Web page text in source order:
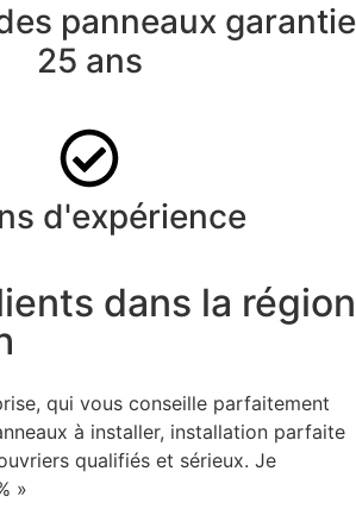
panneaux garantie
25 ans
d'expérience
dans la région
qui vous conseille parfaitement
à installer, installation parfaite
qualifiés et sérieux. Je
»